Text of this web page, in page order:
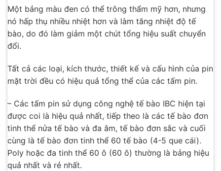
Một bảng màu đen có thể trông thẩm mỹ hơn, nhưng
nó hấp thụ nhiều nhiệt hơn và làm tăng nhiệt độ tế
bào, do đó làm giảm một chút tổng hiệu suất chuyển
đổi.
Tất cả các loại, kích thước, thiết kế và cấu hình của pin
mặt trời đều có hiệu quả tổng thể của các tấm pin.
– Các tấm pin sử dụng công nghệ tế bào IBC hiện tại
được coi là hiệu quả nhất, tiếp theo là các tế bào đơn
tinh thể nửa tế bào và đa âm, tế bào đơn sắc và cuối
cùng là tế bào đơn tinh thể 60 tế bào (4-5 que cái).
Poly hoặc đa tinh thể 60 ô (60 ô) thường là bảng hiệu
quả nhất và rẻ nhất.